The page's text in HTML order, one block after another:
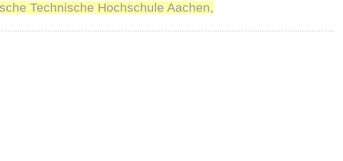
Technische Hochschule Aachen,